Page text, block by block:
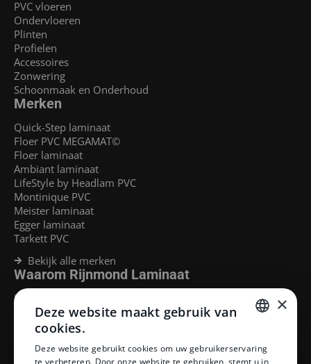
PVC vloeren
Ondervloeren
Plinten
Profielen
Accessoires
Zonwering
Schoonmaak en Onderhoud
Merken
Quick-Step laminaat
Floer PVC MEGAMAT©
Floer laminaat
Ambiant laminaat
LifeStyle by Headlam PVC
Montinique PVC
Meister laminaat
Egger laminaat
Tarkett PVC
Bekijk alle merken
Waarom Rijnmond Laminaat
Legservice
Laminaat Capelle aan den Ijssel
Laminaat voor vloerverwarming
Klantenservice
×
Deze website maakt gebruik van
cookies.
Deze website gebruikt cookies om uw gebruikerservaring
te verbeteren. Door onze website te gebruiken, stemt u in